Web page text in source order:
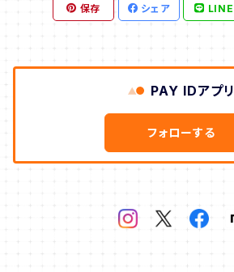
保存 シェア LINE
PAY IDアプリ
フォローする